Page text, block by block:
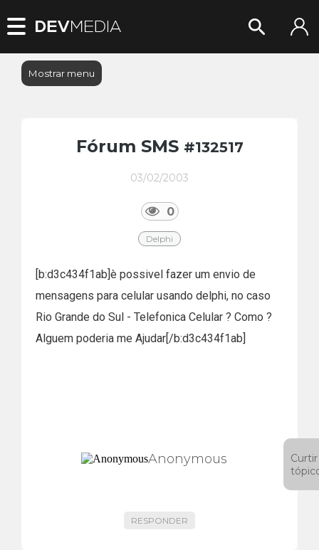
Mostrar menu
Fórum SMS #132517
03/02/2003
0
Delphi
[b:d3c434f1ab]è possivel fazer um envio de
mensagens para celular usando delphi, no caso
Rio Grande do Sul - Telefonica Celular ? Como ?
Alguem poderia me Ajudar[/b:d3c434f1ab]
Anonymous
Curtir
RESPONDER